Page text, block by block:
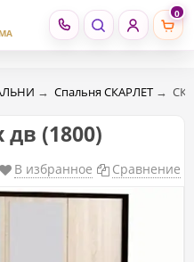
0
→ Спальня СКАРЛЕТ →
(1800)
В избранное Сравнение